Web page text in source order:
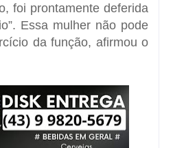
foi prontamente deferida
Essa mulher não pode
da função, afirmou o